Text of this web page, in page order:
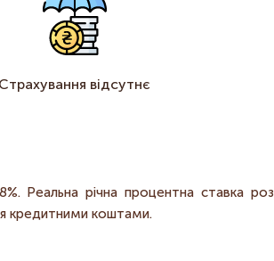
Страхування відсутнє
Реальна річна процентна ставка
кредитними коштами.